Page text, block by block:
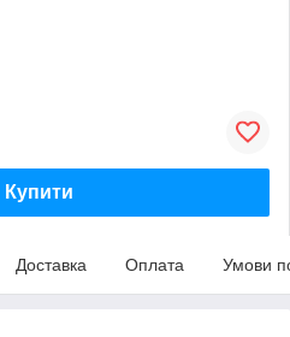
Купити
Доставка Оплата Умови